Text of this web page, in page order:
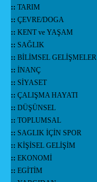
:: TARIM
:: ÇEVRE/DOGA
:: KENT ve YAŞAM
:: SAĞLIK
:: BİLİMSEL GELİŞMELER
:: İNANÇ
:: SİYASET
:: ÇALIŞMA HAYATI
:: DÜŞÜNSEL
:: TOPLUMSAL
:: SAGLIK İÇİN SPOR
:: KİŞİSEL GELİŞİM
:: EKONOMİ
:: EGİTİM